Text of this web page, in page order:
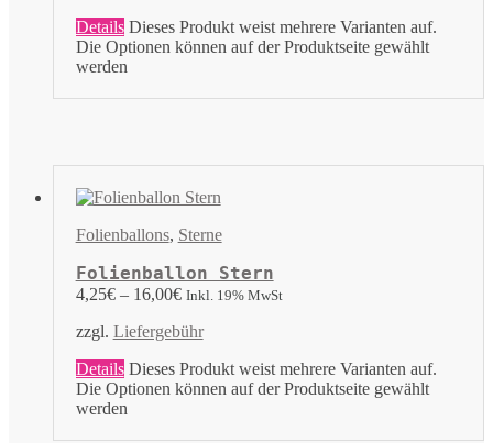
Details Dieses Produkt weist mehrere Varianten auf.
Die Optionen können auf der Produktseite gewählt
werden
Folienballons, Sterne
Folienballon Stern
4,25€– 16,00€ Inkl. 19% MwSt
zzgl. Liefergebühr
Details Dieses Produkt weist mehrere Varianten auf.
Die Optionen können auf der Produktseite gewählt
werden